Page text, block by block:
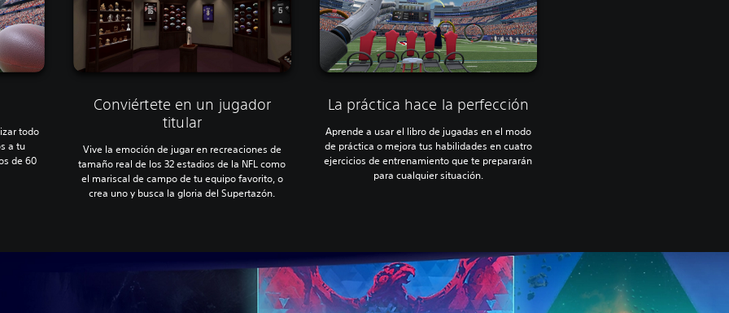
todo
a tu
de 60
Conviértete en un jugador
titular
Vive la emoción de jugar en recreaciones de
tamaño real de los 32 estadios de la NFL como
el mariscal de campo de tu equipo favorito, o
crea uno y busca la gloria del Supertazón.
La práctica hace la perfección
Aprende a usar el libro de jugadas en el modo
de práctica o mejora tus habilidades en cuatro
ejercicios de entrenamiento que te prepararán
para cualquier situación.